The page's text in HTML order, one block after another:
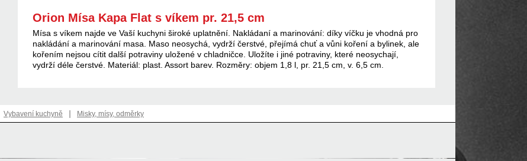
Orion Mísa Kapa Flat s víkem pr. 21,5 cm
Mísa s víkem najde ve Vaší kuchyni široké uplatnění. Nakládaní a marinování: díky víčku je vhodná pro
nakládání a marinování masa. Maso neosychá, vydrží čerstvé, přejímá chuť a vůni koření a bylinek, ale
kořením nejsou cítit další potraviny uložené v chladničce. Uložíte i jiné potraviny, které neosychají,
vydrží déle čerstvé. Materiál: plast. Assort barev. Rozměry: objem 1,8 l, pr. 21,5 cm, v. 6,5 cm.
Vybavení kuchyně | Misky, mísy, odměrky